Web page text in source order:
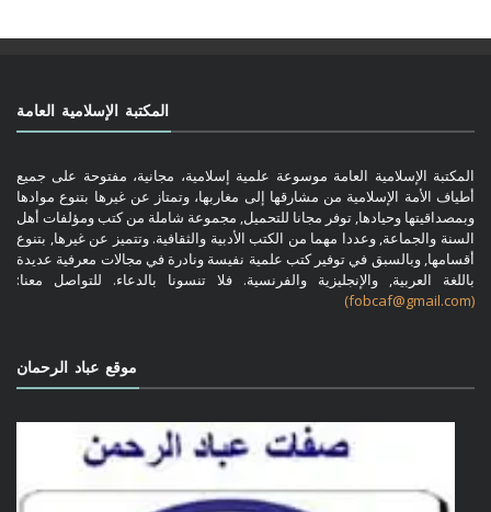
المكتبة الإسلامية العامة
المكتبة الإسلامية العامة موسوعة علمية إسلامية، مجانية، مفتوحة على جميع
أطياف الأمة الإسلامية من مشارقها إلى مغاربها، وتمتاز عن غيرها بتنوع موادها
وبمصداقيتها وحيادها, توفر مجانا للتحميل, مجموعة شاملة من كتب ومؤلفات أهل
السنة والجماعة, وعددا مهما من الكتب الأدبية والثقافية. وتتميز عن غيرها, بتنوع
أقسامها, وبالسبق في توفير كتب علمية نفيسة ونادرة في مجالات معرفية عديدة
باللغة العربية, والإنجليزية والفرنسية. فلا تنسونا بالدعاء. للتواصل معنا:
(fobcaf@gmail.com)
موقع عباد الرحمان